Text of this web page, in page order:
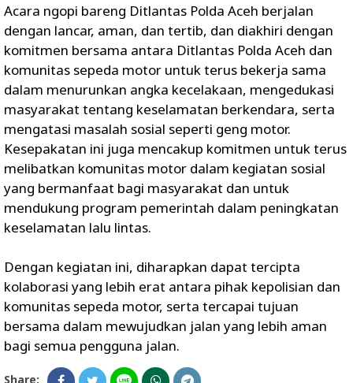
Acara ngopi bareng Ditlantas Polda Aceh berjalan
dengan lancar, aman, dan tertib, dan diakhiri dengan
komitmen bersama antara Ditlantas Polda Aceh dan
komunitas sepeda motor untuk terus bekerja sama
dalam menurunkan angka kecelakaan, mengedukasi
masyarakat tentang keselamatan berkendara, serta
mengatasi masalah sosial seperti geng motor.
Kesepakatan ini juga mencakup komitmen untuk terus
melibatkan komunitas motor dalam kegiatan sosial
yang bermanfaat bagi masyarakat dan untuk
mendukung program pemerintah dalam peningkatan
keselamatan lalu lintas.
Dengan kegiatan ini, diharapkan dapat tercipta
kolaborasi yang lebih erat antara pihak kepolisian dan
komunitas sepeda motor, serta tercapai tujuan
bersama dalam mewujudkan jalan yang lebih aman
bagi semua pengguna jalan.
Share: